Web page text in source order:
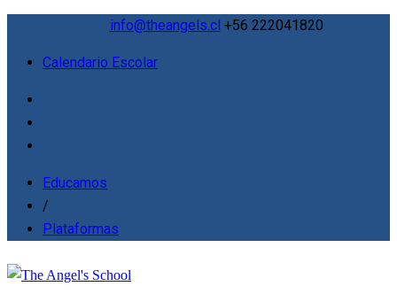
info@theangels.cl +56 222041820
Calendario Escolar
Educamos
/
Plataformas